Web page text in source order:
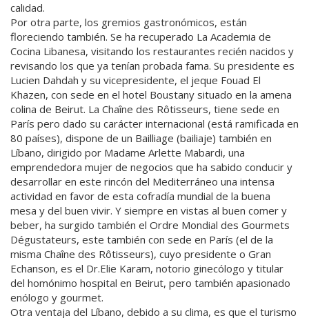
calidad.
Por otra parte, los gremios gastronómicos, están
floreciendo también. Se ha recuperado La Academia de
Cocina Libanesa, visitando los restaurantes recién nacidos y
revisando los que ya tenían probada fama. Su presidente es
Lucien Dahdah y su vicepresidente, el jeque Fouad El
Khazen, con sede en el hotel Boustany situado en la amena
colina de Beirut. La Chaîne des Rôtisseurs, tiene sede en
París pero dado su carácter internacional (está ramificada en
80 países), dispone de un Bailliage (bailiaje) también en
Líbano, dirigido por Madame Arlette Mabardi, una
emprendedora mujer de negocios que ha sabido conducir y
desarrollar en este rincón del Mediterráneo una intensa
actividad en favor de esta cofradía mundial de la buena
mesa y del buen vivir. Y siempre en vistas al buen comer y
beber, ha surgido también el Ordre Mondial des Gourmets
Dégustateurs, este también con sede en París (el de la
misma Chaîne des Rôtisseurs), cuyo presidente o Gran
Echanson, es el Dr.Elie Karam, notorio ginecólogo y titular
del homónimo hospital en Beirut, pero también apasionado
enólogo y gourmet.
Otra ventaja del Líbano, debido a su clima, es que el turismo